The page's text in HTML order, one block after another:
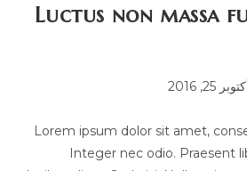
Luctus non massa
25, 2016
Lorem ipsum dolor sit amet,
Integer nec odio. Praesent